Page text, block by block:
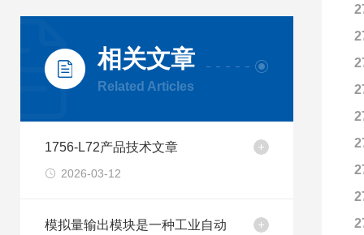
相关文章
Related Articles
1756-L72产品技术文章
2026-03-12
模拟量输出模块是一种工业自动